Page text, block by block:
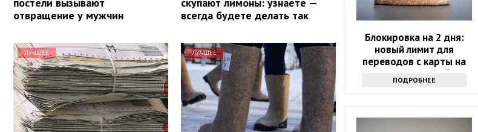
отвращение у мужчин
всегда будете делать так
ЛУЧШЕЕ ЛУЧШЕЕ
Блокировка на 2 дня:
новый лимит для
переводов с карты на
карту вводят с 2026 года
ПОДРОБНЕЕ